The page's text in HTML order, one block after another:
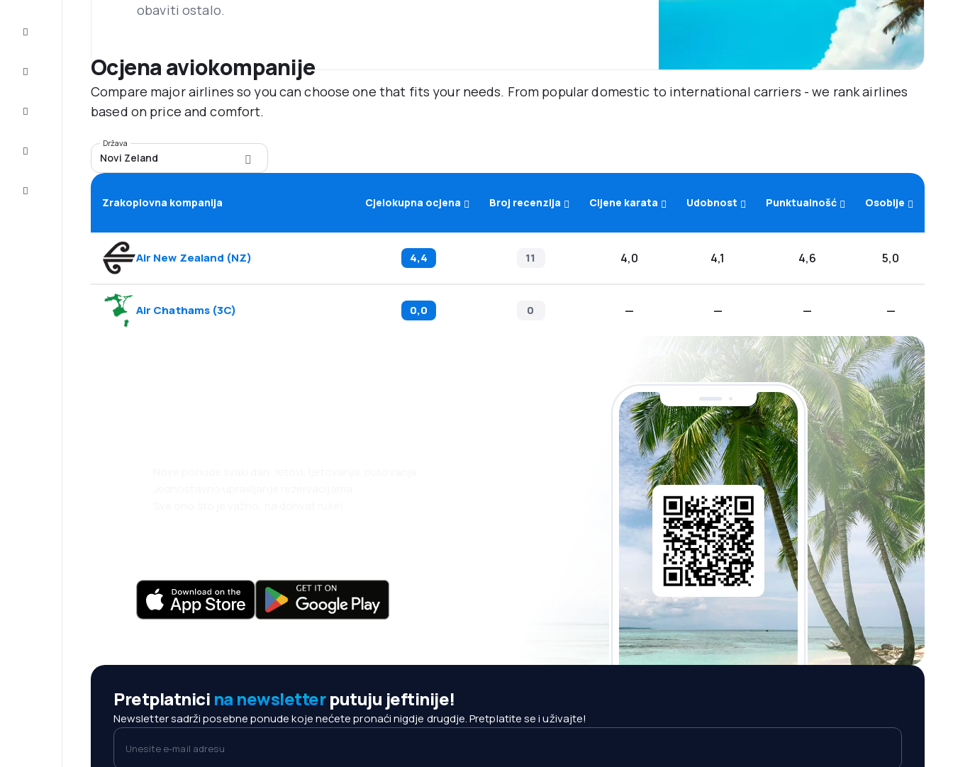
obaviti ostalo.
Ocjena aviokompanije
Compare major airlines so you can choose one that fits your needs. From popular domestic to international carriers - we rank airlines
based on price and comfort.
Država
Novi Zeland
Zrakoplovna kompanija Cjelokupna ocjena Broj recenzija Cijene karata Udobnost Punktualnošć Osoblje
Air New Zealand (NZ) 4,4 11 4,0 4,1 4,6 5,0
Air Chathams(3C) 0,0 0 — — — —
Pretplatnici na newsletterputuju jeftinije!
Newsletter sadrži posebne ponude koje nećete pronaći nigdje drugdje. Pretplatite se i uživajte!
Unesite e-mail adresu